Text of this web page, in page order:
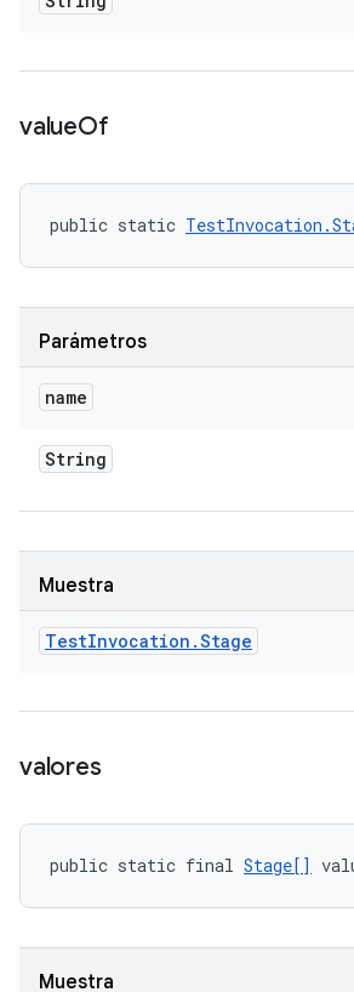
valueOf
public static
Parámetros
name
String
Muestra
TestInvocation .Stage
valores
public static final Stage[]
Muestra